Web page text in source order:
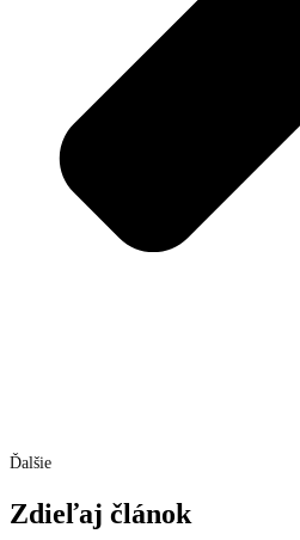
Ďalšie
Zdieľaj článok